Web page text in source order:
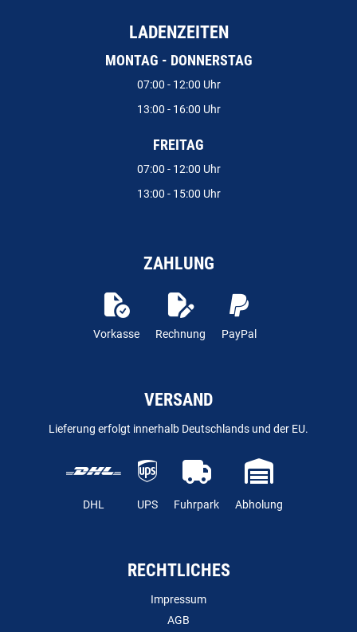
LADENZEITEN
MONTAG - DONNERSTAG
07:00 - 12:00 Uhr
13:00 - 16:00 Uhr
FREITAG
07:00 - 12:00 Uhr
13:00 - 15:00 Uhr
ZAHLUNG
Vorkasse Rechnung PayPal
VERSAND
Lieferung erfolgt innerhalb Deutschlands und der EU.
DHL UPS Fuhrpark Abholung
RECHTLICHES
Impressum
AGB